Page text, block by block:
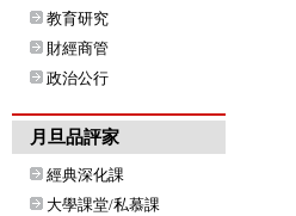
教育研究
財經商管
政治公行
月旦品評家
經典深化課
大學課堂/私慕課